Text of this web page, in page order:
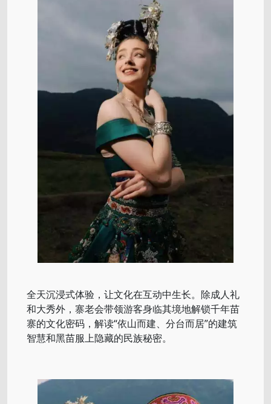
全天沉浸式体验，让文化在互动中生长。除成人礼
和大秀外，寨老会带领游客身临其境地解锁千年苗
寨的文化密码，解读“依山而建、分台而居”的建筑
智慧和黑苗服上隐藏的民族秘密。